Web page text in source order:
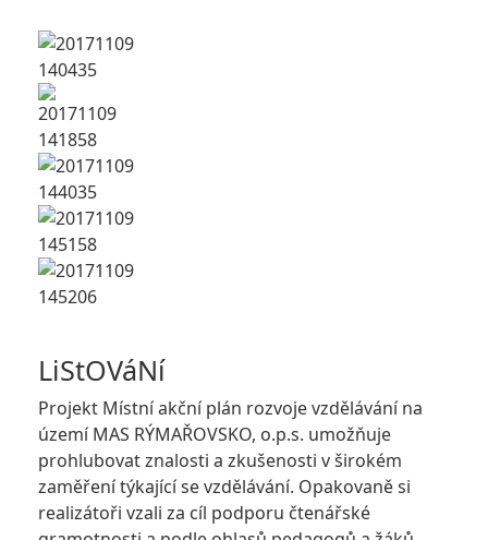
LiStOVáNí
Projekt Místní akční plán rozvoje vzdělávání na
území MAS RÝMAŘOVSKO, o.p.s. umožňuje
prohlubovat znalosti a zkušenosti v širokém
zaměření týkající se vzdělávání. Opakovaně si
realizátoři vzali za cíl podporu čtenářské